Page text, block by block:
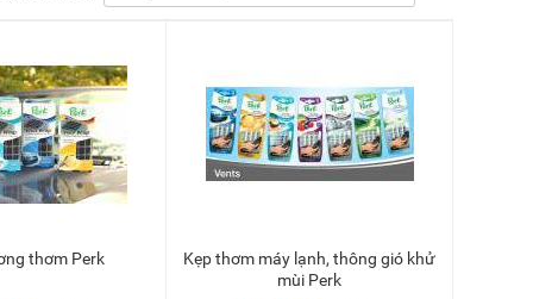
vào giỏ
thơm Perk Thêm vào giỏ
Kẹp thơm máy lạnh, thông gió khử
mùi Perk